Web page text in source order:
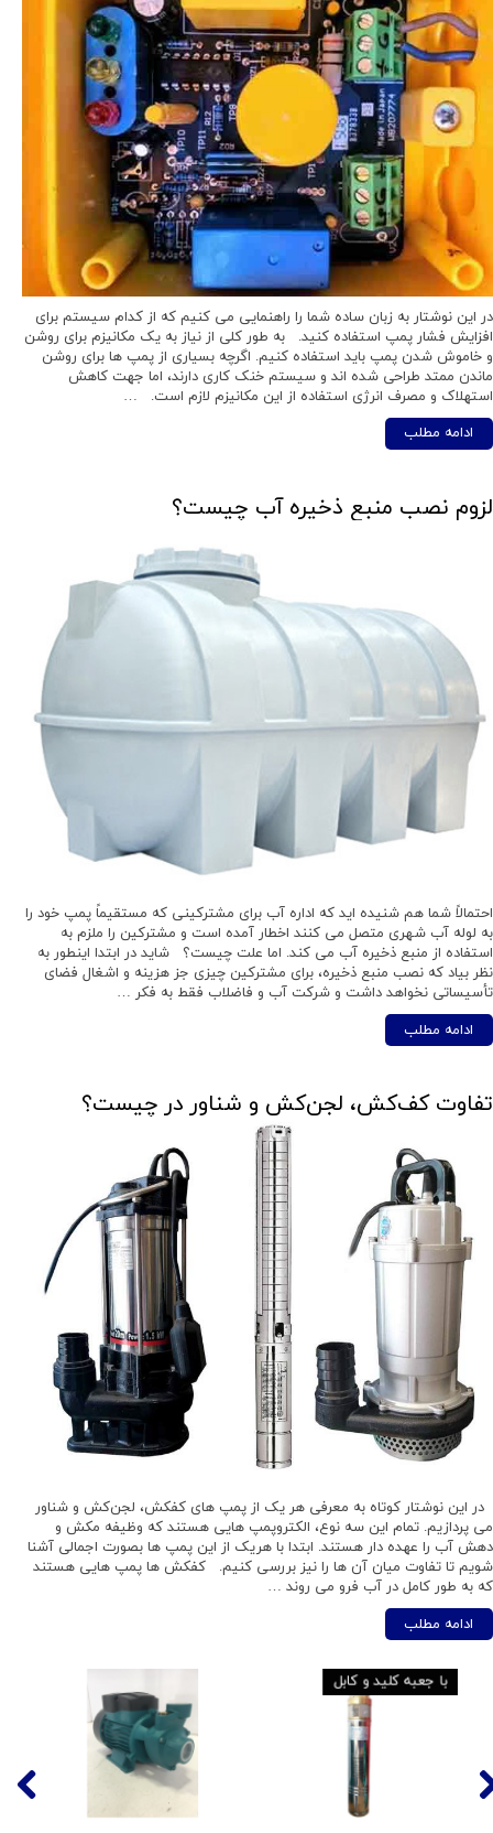
در این نوشتار به زبان ساده شما را راهنمایی می کنیم که از کدام سیستم برای
افزایش فشار پمپ استفاده کنید. به طور کلی از نیاز به یک مکانیزم برای روشن
و خاموش شدن پمپ باید استفاده کنیم. اگرچه بسیاری از پمپ ها برای روشن
ماندن ممتد طراحی شده اند و سیستم خنک کاری دارند، اما جهت کاهش
استهلاک و مصرف انرژی استفاده از این مکانیزم لازم است. …
ادامه مطلب
لزوم نصب منبع ذخیره آب چیست؟
احتمالاً شما هم شنیده اید که اداره آب برای مشترکینی که مستقیماً پمپ خود را
به لوله آب شهری متصل می کنند اخطار آمده است و مشترکین را ملزم به
استفاده از منبع ذخیره آب می کند. اما علت چیست؟ شاید در ابتدا اینطور به
نظر بیاد که نصب منبع ذخیره، برای مشترکین چیزی جز هزینه و اشغال فضای
تأسیساتی نخواهد داشت و شرکت آب و فاضلاب فقط به فکر …
ادامه مطلب
تفاوت کف‌کش، لجن‌کش و شناور در چیست؟
در این نوشتار کوتاه به معرفی هر یک از پمپ های کفکش، لجن‌کش و شناور
می پردازیم. تمام این سه نوع، الکتروپمپ هایی هستند که وظیفه مکش و
دهش آب را عهده دار هستند. ابتدا با هریک از این پمپ ها بصورت اجمالی آشنا
شویم تا تفاوت میان آن ها را نیز بررسی کنیم. کفکش ها پمپ هایی هستند
که به طور کامل در آب فرو می روند …
ادامه مطلب
سیم پیچ مس